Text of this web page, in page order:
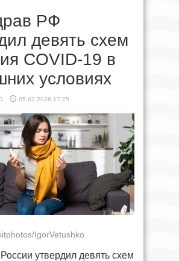
РФ
девять схем
COVID-19 в
условиях
05.02.2026 17:25
IgorVetushko
утвердил девять схем